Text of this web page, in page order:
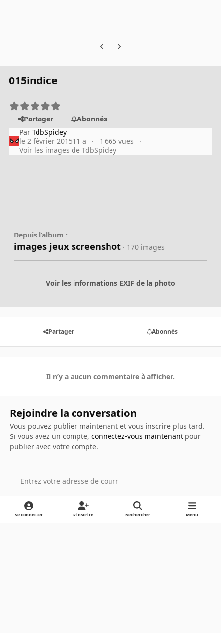
Previous carousel slide
Next carousel slide
015indice
Partager
Abonnés
ParTdbSpidey
le 2 février 201511 a
1 665 vues
Voir les images de TdbSpidey
Depuis l’album :
images jeux screenshot · 170 images
Voir les informations EXIF de la photo
Partager Abonnés
Il n’y a aucun commentaire à afficher.
Rejoindre la conversation
Vous pouvez publier maintenant et vous inscrire plus tard.
Si vous avez un compte, connectez-vous maintenantpour
publier avec votre compte.
Ajouter un commentaire…
Se connecter S’inscrire Rechercher Menu